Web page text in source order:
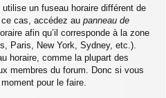
utilise un fuseau horaire différent de
cas, accédez au panneau de
afin qu’il corresponde à la zone
Paris, New York, Sydney, etc.).
horaire, comme la plupart des
membres du forum. Donc si vous
pour le faire.